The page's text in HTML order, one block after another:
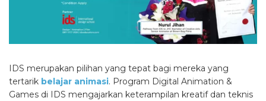
IDS merupakan pilihan yang tepat bagi mereka yang
tertarik belajar animasi. Program Digital Animation &
Games di IDS mengajarkan keterampilan kreatif dan teknis